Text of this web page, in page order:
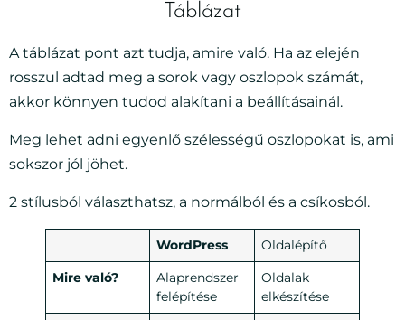
Táblázat
A táblázat pont azt tudja, amire való. Ha az elején
rosszul adtad meg a sorok vagy oszlopok számát,
akkor könnyen tudod alakítani a beállításainál.
Meg lehet adni egyenlő szélességű oszlopokat is, ami
sokszor jól jöhet.
2 stílusból választhatsz, a normálból és a csíkosból.
WordPress
Oldalépítő
Mire való?
Alaprendszer
felépítése
Oldalak
elkészítése